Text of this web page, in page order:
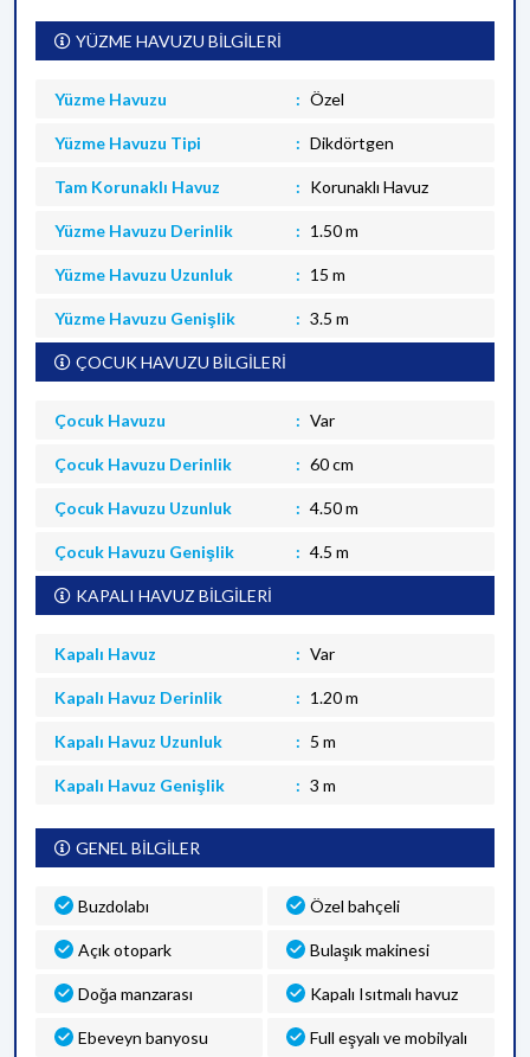
YÜZME HAVUZU BİLGİLERİ
Yüzme Havuzu Özel
Yüzme Havuzu Tipi Dikdörtgen
Tam Korunaklı Havuz Korunaklı Havuz
Yüzme Havuzu Derinlik 1.50 m
Yüzme Havuzu Uzunluk 15 m
Yüzme Havuzu Genişlik 3.5 m
ÇOCUK HAVUZU BİLGİLERİ
Çocuk Havuzu Var
Çocuk Havuzu Derinlik 60 cm
Çocuk Havuzu Uzunluk 4.50 m
Çocuk Havuzu Genişlik 4.5 m
KAPALI HAVUZ BİLGİLERİ
Kapalı Havuz Var
Kapalı Havuz Derinlik 1.20 m
Kapalı Havuz Uzunluk 5 m
Kapalı Havuz Genişlik 3 m
GENEL BİLGİLER
Buzdolabı Özel bahçeli
Açık otopark Bulaşık makinesi
Doğa manzarası Kapalı Isıtmalı havuz
Ebeveyn banyosu Full eşyalı ve mobilyalı